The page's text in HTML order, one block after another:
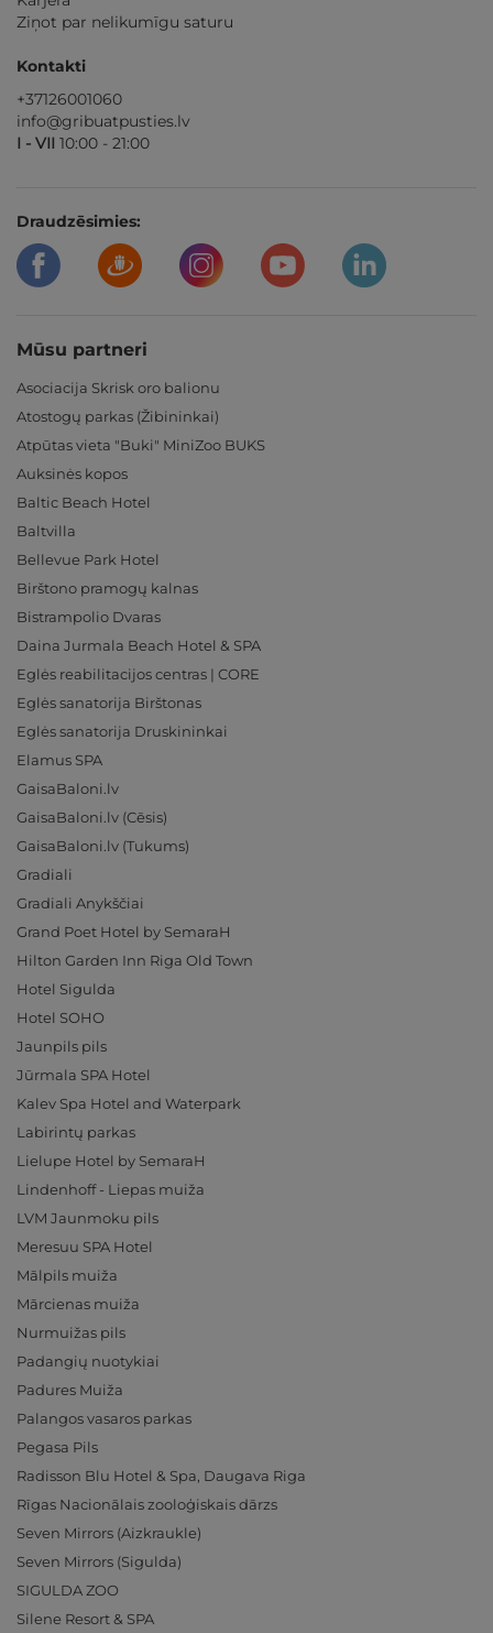
Ziņot par nelikumīgu saturu
Kontakti
+37126001060
info@gribuatpusties.lv
I - VII 10:00 - 21:00
Draudzēsimies:
Mūsu partneri
Asociacija Skrisk oro balionu
Atostogų parkas (Žibininkai)
Atpūtas vieta "Buki" MiniZoo BUKS
Auksinės kopos
Baltic Beach Hotel
Baltvilla
Bellevue Park Hotel
Birštono pramogų kalnas
Bistrampolio Dvaras
Daina Jurmala Beach Hotel & SPA
Eglės reabilitacijos centras | CORE
Eglės sanatorija Birštonas
Eglės sanatorija Druskininkai
Elamus SPA
GaisaBaloni.lv
GaisaBaloni.lv (Cēsis)
GaisaBaloni.lv (Tukums)
Gradiali
Gradiali Anykščiai
Grand Poet Hotel by SemaraH
Hilton Garden Inn Riga Old Town
Hotel Sigulda
Hotel SOHO
Jaunpils pils
Jūrmala SPA Hotel
Kalev Spa Hotel and Waterpark
Labirintų parkas
Lielupe Hotel by SemaraH
Lindenhoff - Liepas muiža
LVM Jaunmoku pils
Meresuu SPA Hotel
Mālpils muiža
Mārcienas muiža
Nurmuižas pils
Padangių nuotykiai
Padures Muiža
Palangos vasaros parkas
Pegasa Pils
Radisson Blu Hotel & Spa, Daugava Riga
Rīgas Nacionālais zooloģiskais dārzs
Seven Mirrors (Aizkraukle)
Seven Mirrors (Sigulda)
SIGULDA ZOO
Silene Resort & SPA